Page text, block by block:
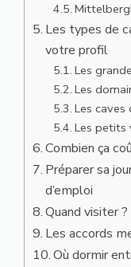
Les types de
votre profil
Les
Les
Les
Les petits
Combien ça
Préparer sa
d’emploi
Quand visiter
Les accords
Où dormir